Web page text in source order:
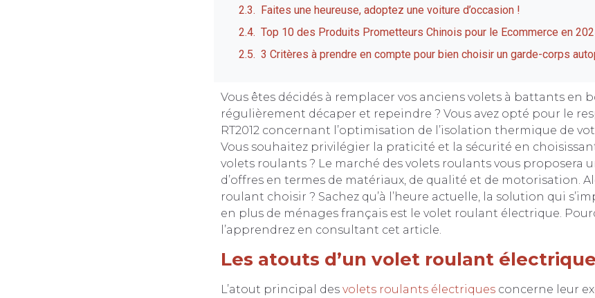
Faites une heureuse, adoptez une voiture d’occasion !
Top 10 des Produits Prometteurs Chinois pour le Ecommerce en
3 Critères à prendre en compte pour bien choisir un garde-corps
Vous êtes décidés à remplacer vos anciens volets à battants en
régulièrement décaper et repeindre ? Vous avez opté pour le
RT2012 concernant l’optimisation de l’isolation thermique de
Vous souhaitez privilégier la praticité et la sécurité en
volets roulants ? Le marché des volets roulants vous proposera
d’offres en termes de matériaux, de qualité et de motorisation.
roulant choisir ? Sachez qu’à l’heure actuelle, la solution qui
en plus de ménages français est le volet roulant électrique.
l’apprendrez en consultant cet article.
Les atouts d’un volet roulant électrique
L’atout principal des volets roulants électriquesconcerne leur